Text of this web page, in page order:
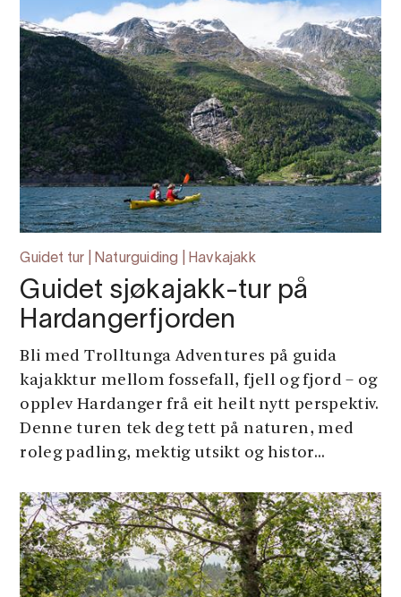
Guidet tur | Naturguiding | Havkajakk
Guidet sjøkajakk-tur på
Hardangerfjorden
Bli med Trolltunga Adventures på guida
kajakktur mellom fossefall, fjell og fjord – og
opplev Hardanger frå eit heilt nytt perspektiv.
Denne turen tek deg tett på naturen, med
roleg padling, mektig utsikt og histor...